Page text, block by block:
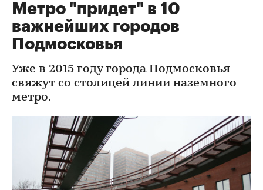
Метро "придет" в 10
важнейших городов
Подмосковья
Уже в 2015 году города Подмосковья
свяжут со столицей линии наземного
метро.